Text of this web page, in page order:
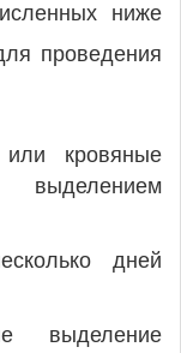
ниже
проведения
кровяные
выделением
дней
выделение